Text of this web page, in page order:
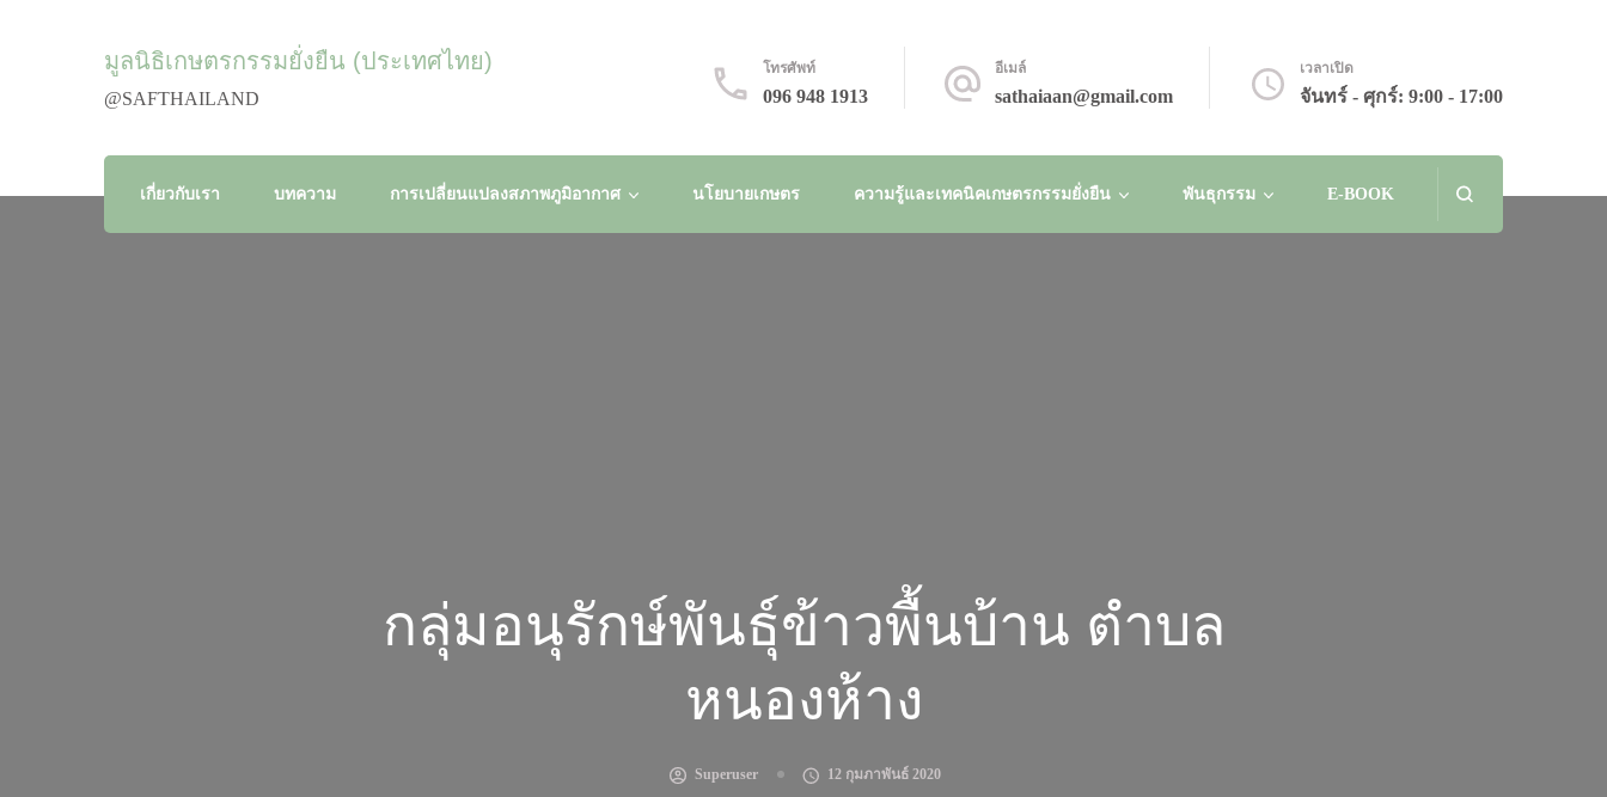
มูลนิธิเกษตรกรรมยั่งยืน (ประเทศไทย)
@SAFTHAILAND
โทรศัพท์
096 948 1913
อีเมล์
sathaiaan@gmail.com
เวลาเปิด
จันทร์ - ศุกร์: 9:00 - 17:00
เกี่ยวกับเรา บทความ การเปลี่ยนแปลงสภาพภูมิอากาศ นโยบายเกษตร ความรู้และเทคนิคเกษตรกรรมยั่งยืน พันธุกรรม E-BOOK
กลุ่มอนุรักษ์พันธุ์ข้าวพื้นบ้าน ตำบล
หนองห้าง
Superuser 12 กุมภาพันธ์ 2020